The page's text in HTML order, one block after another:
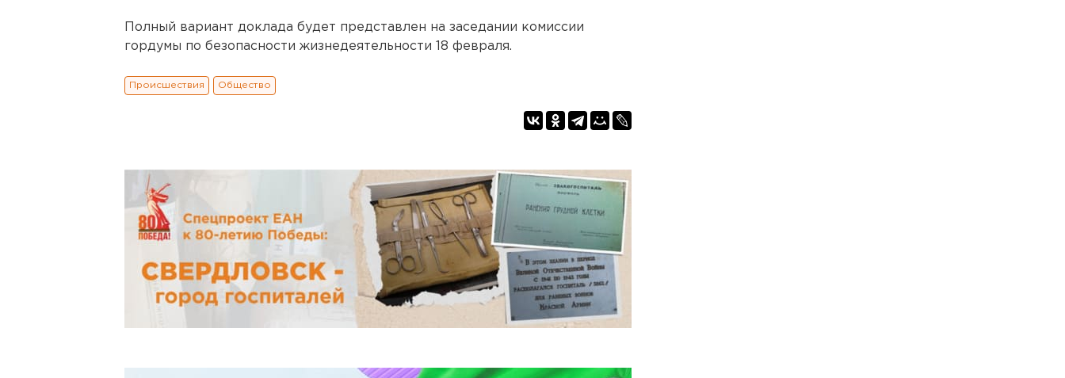
Полный вариант доклада будет представлен на заседании комиссии
гордумы по безопасности жизнедеятельности 18 февраля.
Происшествия Общество